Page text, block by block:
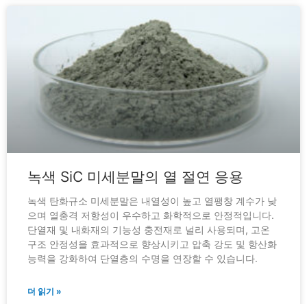
녹색 SiC 미세분말의 열 절연 응용
녹색 탄화규소 미세분말은 내열성이 높고 열팽창 계수가 낮
으며 열충격 저항성이 우수하고 화학적으로 안정적입니다.
단열재 및 내화재의 기능성 충전재로 널리 사용되며, 고온
구조 안정성을 효과적으로 향상시키고 압축 강도 및 항산화
능력을 강화하여 단열층의 수명을 연장할 수 있습니다.
더 읽기 »